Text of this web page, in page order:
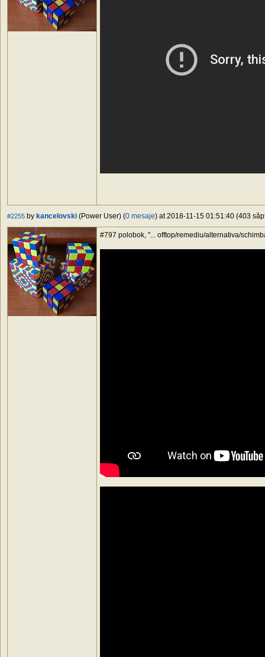
#2255 by kancelovski (Power User) (0 mesaje) at 2018-11-15 01:51:40 (403
#797 polobok, "... offtop/remediu/alternativa/